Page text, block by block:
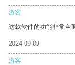
游客
这款软件的功能非常全
2024-09-09
游客